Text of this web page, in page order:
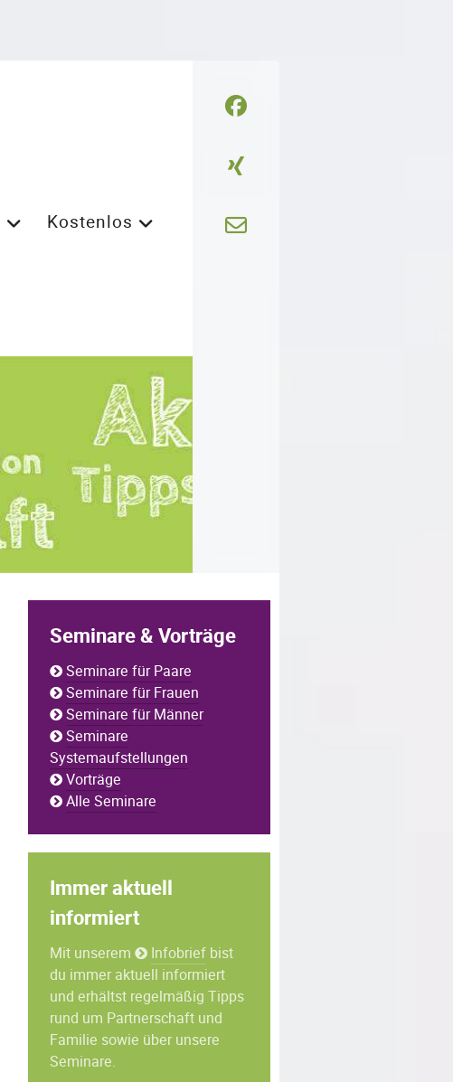
Kostenlos
Seminare & Vorträge
Seminare für Paare
Seminare für Frauen
Seminare für Männer
Seminare
Systemaufstellungen
Vorträge
Alle Seminare
Immer aktuell
informiert
Mit unserem Infobrief bist
du immer aktuell informiert
und erhältst regelmäßig Tipps
rund um Partnerschaft und
Familie sowie über unsere
Seminare.